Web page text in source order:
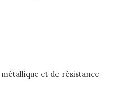
et de résistance